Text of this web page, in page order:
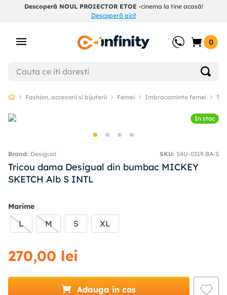
Descoperă NOUL PROIECTOR ETOE -cinema la tine acasă!
Descoperă aici!
0
Fashion, accesorii si bijuterii Femei Imbracaminte femei
In stoc
Desigual SKU: S4U-0319.BA-S
Tricou dama Desigual din bumbac MICKEY
SKETCH Alb S INTL
Marime
L M S XL
270,00 lei
Adauga in cos